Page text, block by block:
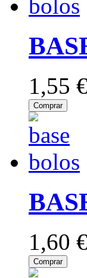
1,55 €
Comprar
1,60 €
Comprar